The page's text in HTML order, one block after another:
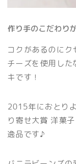
作り手のこだわり
コクがあるのに
チーズを使用した
キです！
2015年におとり
り寄せ大賞 洋菓
逸品です♪